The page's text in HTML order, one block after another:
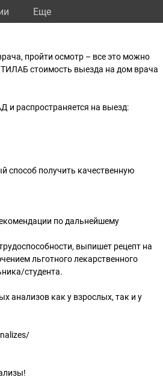
Eще
пройти осмотр – все это можно
стоимость выезда на дом врача
и распространяется на выезд:
способ получить качественную
по дальнейшему
выпишет рецепт на
льготного лекарственного
студента.
анализов как у взрослых, так и у